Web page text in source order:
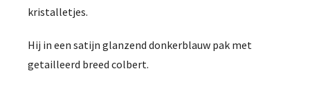
kristalletjes.
Hij in een satijn glanzend donkerblauw pak met
getailleerd breed colbert.